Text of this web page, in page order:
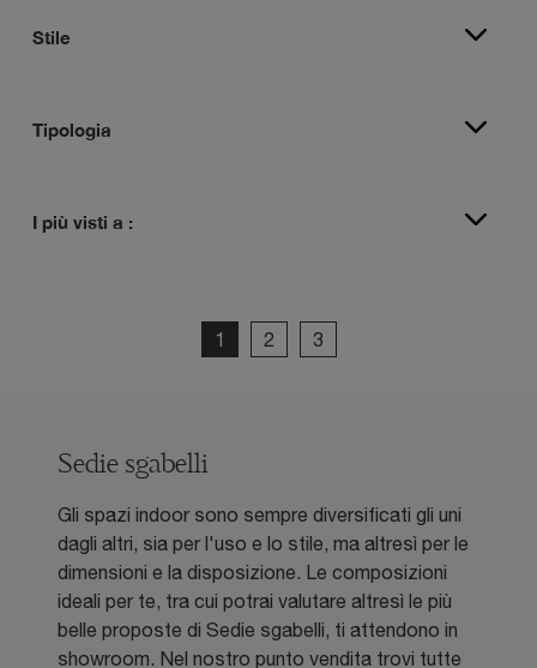
Stile
Tipologia
I più visti a :
1 2 3
Sedie sgabelli
Gli spazi indoor sono sempre diversificati gli uni
dagli altri, sia per l'uso e lo stile, ma altresì per le
dimensioni e la disposizione. Le composizioni
ideali per te, tra cui potrai valutare altresì le più
belle proposte di Sedie sgabelli, ti attendono in
showroom. Nel nostro punto vendita trovi tutte